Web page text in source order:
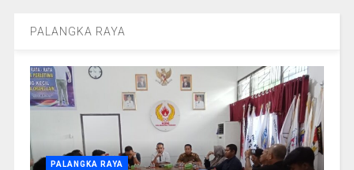
PALANGKA RAYA
PALANGKA RAYA